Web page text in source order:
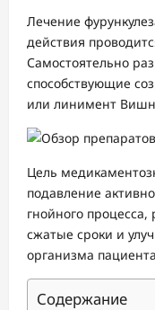
Лечение
действия
Самостоятельно
способствующие
или линимент
Цель
подавление
гнойного
сжатые сроки и
организма
Содержание